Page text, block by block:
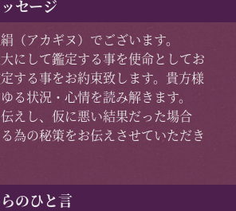
セージ
（アカギヌ）でございます。
にして鑑定する事を使命としてお
する事をお約束致します。貴方様
る状況・心情を読み解きます。
えし、仮に悪い結果だった場合
為の秘策をお伝えさせていただき
のひと言